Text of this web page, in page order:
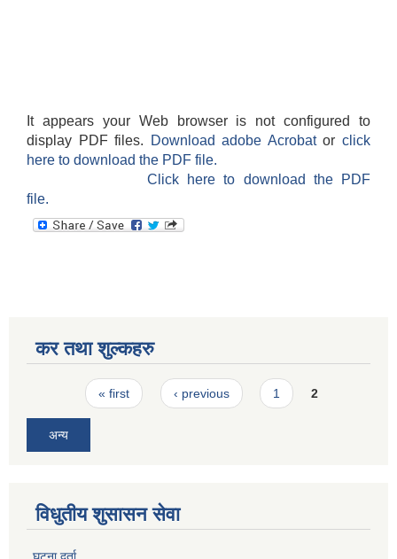
It appears your Web browser is not configured to
display PDF files.
Download adobe Acrobatorclick
here to download the PDF file.
Click here to download the PDF
file.
कर तथा शुल्कहरु
Pages« first ‹ previous 1 2
अन्य
विधुतीय शुसासन सेवा
घटना दर्ता